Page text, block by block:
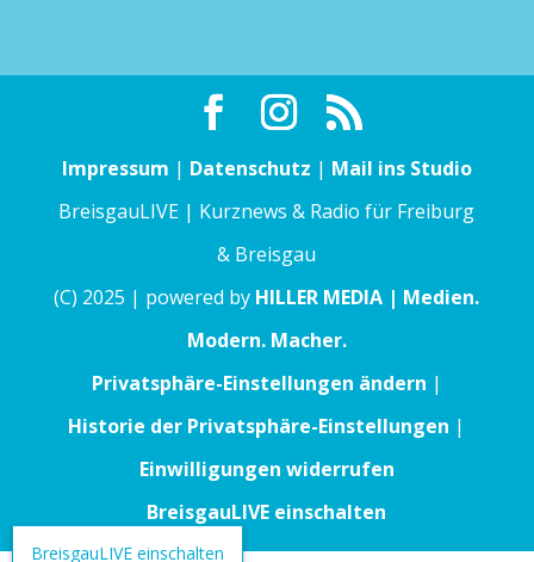
Impressum | Datenschutz | Mail ins Studio
BreisgauLIVE | Kurznews & Radio für Freiburg
& Breisgau
(C) 2025 | powered by HILLER MEDIA | Medien.
Modern. Macher.
Privatsphäre-Einstellungen ändern |
Historie der Privatsphäre-Einstellungen |
Einwilligungen widerrufen
BreisgauLIVE einschalten
BreisgauLIVE einschalten